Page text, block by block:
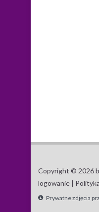
Copyright © 2026
logowanie |
Prywatne zdjęcia